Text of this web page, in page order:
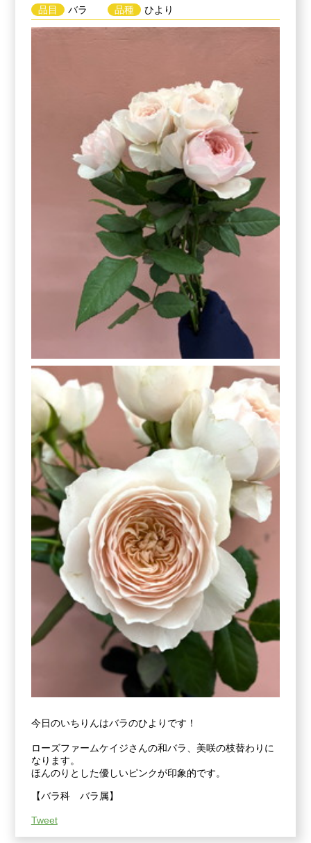
品目
バラ
品種
ひより
今日のいちりんはバラのひよりです！
ローズファームケイジさんの和バラ、美咲の枝替わりに
なります。
ほんのりとした優しいピンクが印象的です。
【バラ科 バラ属】
Tweet